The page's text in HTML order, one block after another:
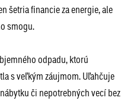
šetria financie za energie, ale
smogu.
odpadu, ktorú
s veľkým záujmom. Uľahčuje
či nepotrebných vecí bez